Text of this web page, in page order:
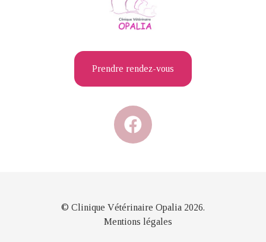
Prendre rendez-vous
© Clinique Vétérinaire Opalia 2026.
Mentions légales